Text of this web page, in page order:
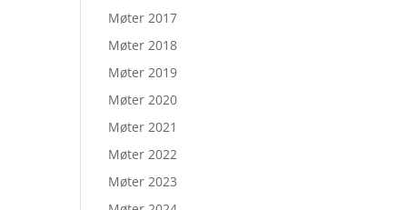
Møter 2017
Møter 2018
Møter 2019
Møter 2020
Møter 2021
Møter 2022
Møter 2023